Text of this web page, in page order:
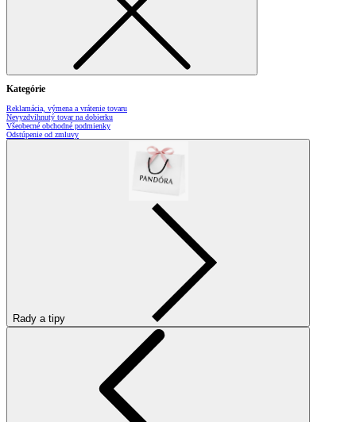
Kategórie
Reklamácia, výmena a vrátenie tovaru
Nevyzdvihnutý tovar na dobierku
Všeobecné obchodné podmienky
Odstúpenie od zmluvy
Rady a tipy